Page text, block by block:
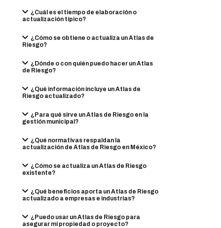
¿Cuál es el tiempo de elaboración o
actualización típico?
¿Cómo se obtiene o actualiza un Atlas de
Riesgo?
¿Dónde o con quién puedo hacer un Atlas
de Riesgo?
¿Qué información incluye un Atlas de
Riesgo actualizado?
¿Para qué sirve un Atlas de Riesgo en la
gestión municipal?
¿Qué normativas respaldan la
actualización de Atlas de Riesgo en México?
¿Cómo se actualiza un Atlas de Riesgo
existente?
¿Qué beneficios aporta un Atlas de Riesgo
actualizado a empresas e industrias?
¿Puedo usar un Atlas de Riesgo para
asegurar mi propiedad o proyecto?